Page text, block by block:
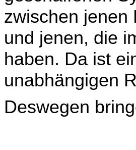
zwischen jenen
und jenen, die
haben. Da ist
unabhängigen
Deswegen